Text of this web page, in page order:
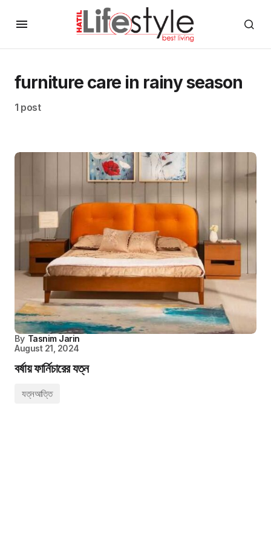
furniture care in rainy season
1 post
By Tasnim Jarin
August 21, 2024
বর্ষায় ফার্নিচারের যত্ন
যত্নআত্তি